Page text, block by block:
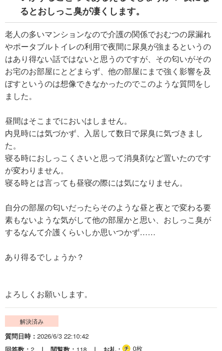
るとおしっこ臭が凄くします。
老人の多いマンションなので介護の関係でおむつの尿漏れ
やポータブルトイレの利用で夜間に尿臭が強まるというの
はあり得ない話ではないと思うのですが、その匂いがその
お宅のお部屋にとどまらず、他の部屋にまで強く影響を及
ぼすというのは想像できなかったのでこのような質問をし
ました。
昼間はそこまでにおいはしません。
内見時には気づかず、入居して数日で尿臭に気づきまし
た。
寝る時におしっこくさいと思って消臭剤など置いたのです
が変わりません。
寝る時とは言っても昼寝の際には気になりません。
自分の部屋の匂いだったらそのような昼と夜とで変わる要
素もないような気がして他の部屋かと思い、おしっこ臭が
するなんて介護くらいしか思いつかず……
あり得るでしょうか？
よろしくお願いします。
解決済み
質問日時
2026/6/3 22:10:42
回答数
2 閲覧数 118 お礼
0枚